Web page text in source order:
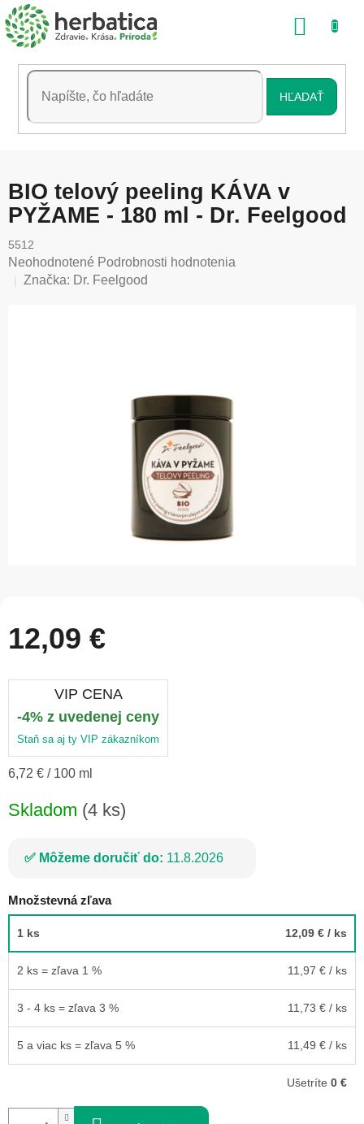
Prejsť
na
obsah
HĽADAŤ
BIO telový peeling KÁVA v
PYŽAME - 180 ml - Dr. Feelgood
5512
Priemerné
hodnotenie
Neohodnotené Podrobnosti hodnotenia
Značka: Dr. Feelgood
12,09 €
VIP CENA
-4% z uvedenej ceny
Staň sa aj ty VIP zákazníkom
Jednotková
6,72 € / 100 ml
Skladom (4 ks)
Môžeme doručiť do: 11.8.2026
Množstevná zľava
1 ks 12,09 € / ks
2 ks = zľava 1 % 11,97 € / ks
3 - 4 ks = zľava 3 % 11,73 € / ks
5 a viac ks = zľava 5 % 11,49 € / ks
Ušetríte 0 €